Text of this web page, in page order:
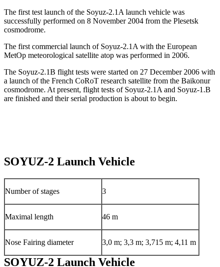
The first test launch of the Soyuz-2.1A launch vehicle was
successfully performed on 8 November 2004 from the Plesetsk
cosmodrome.
The first commercial launch of Soyuz-2.1A with the European
MetOp meteorological satellite atop was performed in 2006.
The Soyuz-2.1B flight tests were started on 27 December 2006 with
a launch of the French CoRoT research satellite from the Baikonur
cosmodrome. At present, flight tests of Soyuz-2.1A and Soyuz-1.B
are finished and their serial production is about to begin.
SOYUZ-2 Launch Vehicle
Number of stages 3
Maximal length 46 m
Nose Fairing diameter 3,0 m; 3,3 m; 3,715 m; 4,11 m
SOYUZ-2 Launch Vehicle